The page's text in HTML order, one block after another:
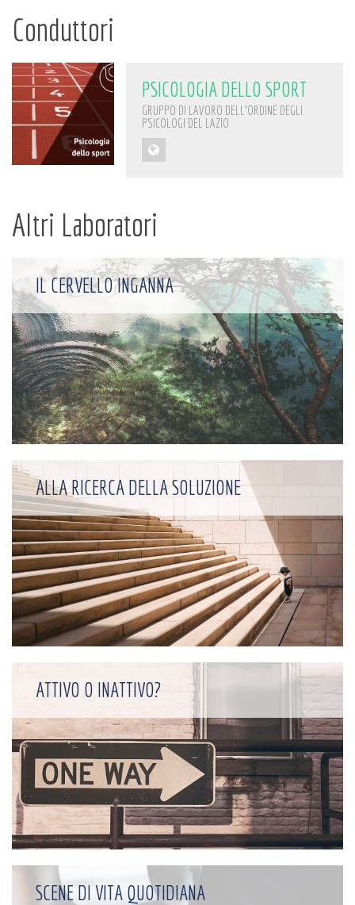
Conduttori
PSICOLOGIA DELLO SPORT
GRUPPO DI LAVORO DELL'ORDINE DEGLI
PSICOLOGI DEL LAZIO
Altri Laboratori
IL CERVELLO INGANNA
ALLA RICERCA DELLA SOLUZIONE
ATTIVO O INATTIVO?
SCENE DI VITA QUOTIDIANA